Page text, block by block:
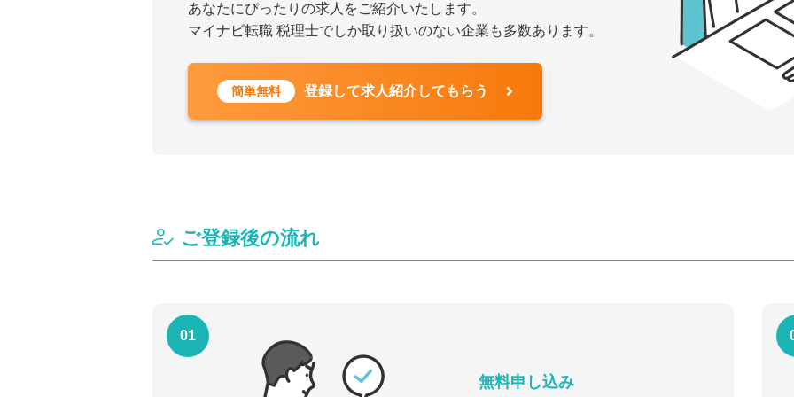
あなたにぴったりの求人をご紹介いたします。
マイナビ転職 税理士でしか取り扱いのない企業も多数あります。
簡単無料 登録して求人紹介してもらう
ご登録後の流れ
01
無料申し込み